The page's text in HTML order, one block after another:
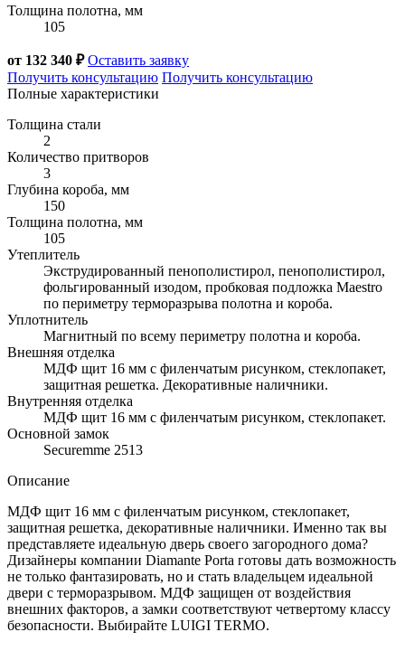
Толщина полотна, мм
105
от 132 340 ₽Оставить заявку
Получить консультацию Получить консультацию
Полные характеристики
Толщина стали
2
Количество притворов
3
Глубина короба, мм
150
Толщина полотна, мм
105
Утеплитель
Экструдированный пенополистирол, пенополистирол,
фольгированный изодом, пробковая подложка Maestro
по периметру терморазрыва полотна и короба.
Уплотнитель
Магнитный по всему периметру полотна и короба.
Внешняя отделка
МДФ щит 16 мм с филенчатым рисунком, стеклопакет,
защитная решетка. Декоративные наличники.
Внутренняя отделка
МДФ щит 16 мм с филенчатым рисунком, стеклопакет.
Основной замок
Securemme 2513
Описание
МДФ щит 16 мм с филенчатым рисунком, стеклопакет,
защитная решетка, декоративные наличники. Именно так вы
представляете идеальную дверь своего загородного дома?
Дизайнеры компании Diamante Porta готовы дать возможность
не только фантазировать, но и стать владельцем идеальной
двери с терморазрывом. МДФ защищен от воздействия
внешних факторов, а замки соответствуют четвертому классу
безопасности. Выбирайте LUIGI TERMO.